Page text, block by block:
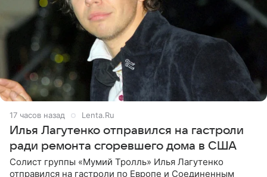
17 часов назад Lenta.Ru
Илья Лагутенко отправился на гастроли
ради ремонта сгоревшего дома в США
Солист группы «Мумий Тролль» Илья Лагутенко
отправился на гастроли по Европе и Соединенным